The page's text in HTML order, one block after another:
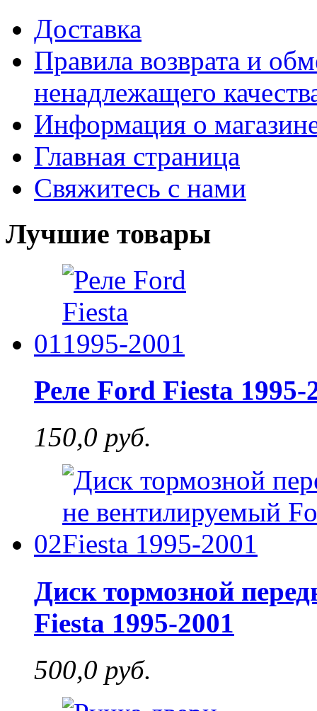
Доставка
Правила возврата и
ненадлежащего
Информация о
Главная страница
Свяжитесь с нами
Лучшие товары
01
Реле Ford Fiesta 1995-
150,0 руб.
02
Диск тормозной
Fiesta 1995-2001
500,0 руб.